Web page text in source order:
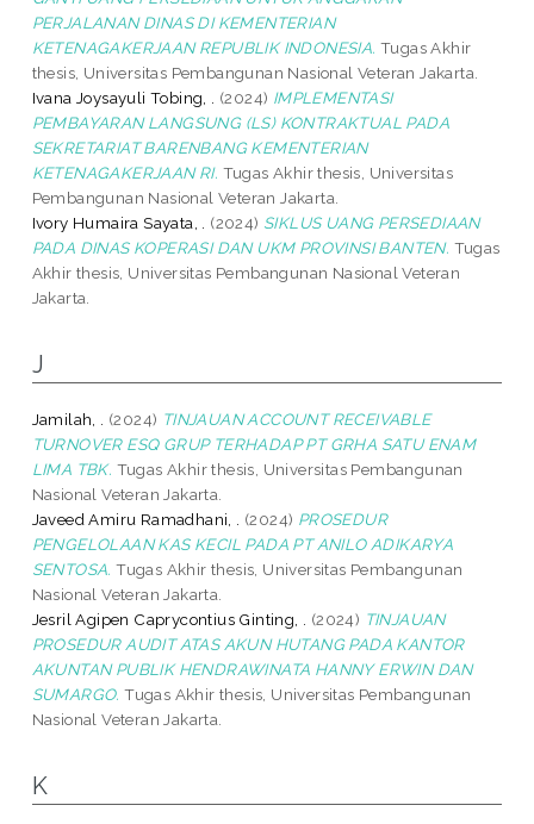
PERJALANAN DINAS DI KEMENTERIAN
KETENAGAKERJAAN REPUBLIK INDONESIA. Tugas Akhir
thesis, Universitas Pembangunan Nasional Veteran Jakarta.
Ivana Joysayuli Tobing, .
(2024) IMPLEMENTASI
PEMBAYARAN LANGSUNG (LS) KONTRAKTUAL PADA
SEKRETARIAT BARENBANG KEMENTERIAN
KETENAGAKERJAAN RI. Tugas Akhir thesis, Universitas
Pembangunan Nasional Veteran Jakarta.
Ivory Humaira Sayata, .
(2024) SIKLUS UANG PERSEDIAAN
PADA DINAS KOPERASI DAN UKM PROVINSI BANTEN. Tugas
Akhir thesis, Universitas Pembangunan Nasional Veteran
Jakarta.
J
Jamilah, . (2024) TINJAUAN ACCOUNT RECEIVABLE
TURNOVER ESQ GRUP TERHADAP PT GRHA SATU ENAM
LIMA TBK. Tugas Akhir thesis, Universitas Pembangunan
Nasional Veteran Jakarta.
Javeed Amiru Ramadhani, .
(2024) PROSEDUR
PENGELOLAAN KAS KECIL PADA PT ANILO ADIKARYA
SENTOSA. Tugas Akhir thesis, Universitas Pembangunan
Nasional Veteran Jakarta.
Jesril Agipen Caprycontius Ginting, .
(2024) TINJAUAN
PROSEDUR AUDIT ATAS AKUN HUTANG PADA KANTOR
AKUNTAN PUBLIK HENDRAWINATA HANNY ERWIN DAN
SUMARGO. Tugas Akhir thesis, Universitas Pembangunan
Nasional Veteran Jakarta.
K